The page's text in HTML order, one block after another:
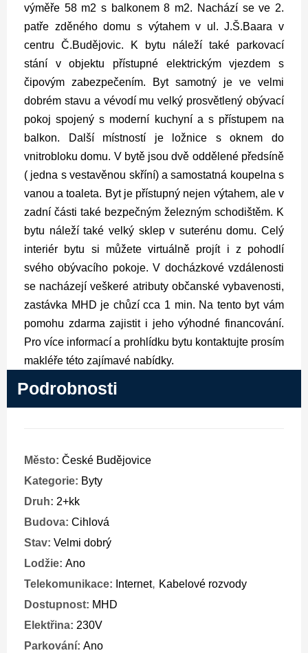
výměře 58 m2 s balkonem 8 m2. Nachází se ve 2.
patře zděného domu s výtahem v ul. J.Š.Baara v
centru Č.Budějovic. K bytu náleží také parkovací
stání v objektu přístupné elektrickým vjezdem s
čipovým zabezpečením. Byt samotný je ve velmi
dobrém stavu a vévodí mu velký prosvětlený obývací
pokoj spojený s moderní kuchyní a s přístupem na
balkon. Další místností je ložnice s oknem do
vnitrobloku domu. V bytě jsou dvě oddělené předsíně
( jedna s vestavěnou skříní) a samostatná koupelna s
vanou a toaleta. Byt je přístupný nejen výtahem, ale v
zadní části také bezpečným železným schodištěm. K
bytu náleží také velký sklep v suterénu domu. Celý
interiér bytu si můžete virtuálně projít i z pohodlí
svého obývacího pokoje. V docházkové vzdálenosti
se nacházejí veškeré atributy občanské vybavenosti,
zastávka MHD je chůzí cca 1 min. Na tento byt vám
pomohu zdarma zajistit i jeho výhodné financování.
Pro více informací a prohlídku bytu kontaktujte prosím
makléře této zajímavé nabídky.
Podrobnosti
Město: České Budějovice
Kategorie: Byty
Druh: 2+kk
Budova: Cihlová
Stav: Velmi dobrý
Lodžie: Ano
Telekomunikace: Internet, Kabelové rozvody
Dostupnost: MHD
Elektřina: 230V
Parkování: Ano